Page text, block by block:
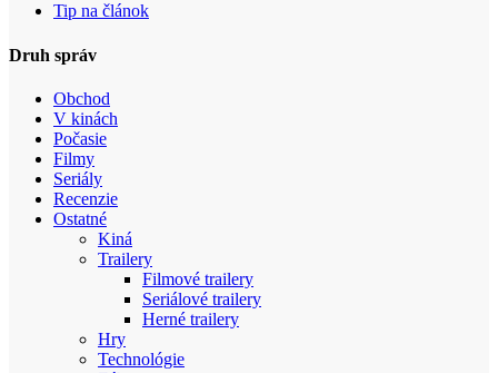
Tip na článok
Druh správ
Obchod
V kinách
Počasie
Filmy
Seriály
Recenzie
Ostatné
Kiná
Trailery
Filmové trailery
Seriálové trailery
Herné trailery
Hry
Technológie